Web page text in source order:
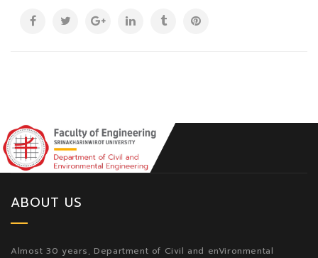
ABOUT US
Almost 30 years, Department of Civil and enVironmental